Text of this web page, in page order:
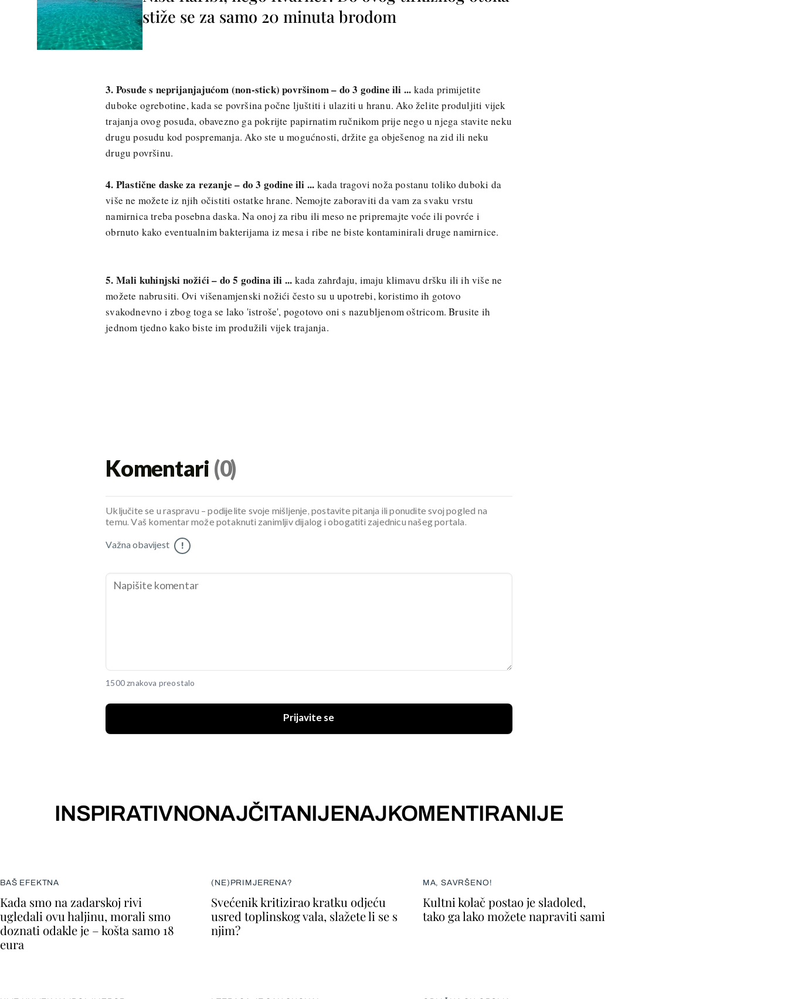
stiže se za samo 20 minuta brodom
3. Posuđe s neprijanjajućom (non-stick) površinom – do 3 godine ili ... kada primijetite
duboke ogrebotine, kada se površina počne ljuštiti i ulaziti u hranu. Ako želite produljiti vijek
trajanja ovog posuđa, obavezno ga pokrijte papirnatim ručnikom prije nego u njega stavite neku
drugu posudu kod pospremanja. Ako ste u mogućnosti, držite ga obješenog na zid ili neku
drugu površinu.
4. Plastične daske za rezanje – do 3 godine ili ... kada tragovi noža postanu toliko duboki da
više ne možete iz njih očistiti ostatke hrane. Nemojte zaboraviti da vam za svaku vrstu
namirnica treba posebna daska. Na onoj za ribu ili meso ne pripremajte voće ili povrće i
obrnuto kako eventualnim bakterijama iz mesa i ribe ne biste kontaminirali druge namirnice.
5. Mali kuhinjski nožići – do 5 godina ili ... kada zahrđaju, imaju klimavu dršku ili ih više ne
možete nabrusiti. Ovi višenamjenski nožići često su u upotrebi, koristimo ih gotovo
svakodnevno i zbog toga se lako 'istroše', pogotovo oni s nazubljenom oštricom. Brusite ih
jednom tjedno kako biste im produžili vijek trajanja.
Komentari (0)
Uključite se u raspravu – podijelite svoje mišljenje, postavite pitanja ili ponudite svoj pogled na
temu. Vaš komentar može potaknuti zanimljiv dijalog i obogatiti zajednicu našeg portala.
Važna obavijest !
1500 znakova preostalo
Prijavite se
INSPIRATIVNONAJČITANIJENAJKOMENTIRANIJE
BAŠ EFEKTNA
Kada smo na zadarskoj rivi
ugledali ovu haljinu, morali smo
doznati odakle je – košta samo 18
eura
(NE)PRIMJERENA?
Svećenik kritizirao kratku odjeću
usred toplinskog vala, slažete li se s
njim?
MA, SAVRŠENO!
Kultni kolač postao je sladoled,
tako ga lako možete napraviti sami